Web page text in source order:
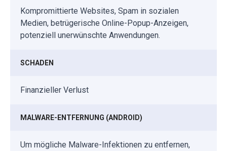
Kompromittierte Websites, Spam in sozialen
Medien, betrügerische Online-Popup-Anzeigen,
potenziell unerwünschte Anwendungen.
SCHADEN
Finanzieller Verlust
MALWARE-ENTFERNUNG (ANDROID)
Um mögliche Malware-Infektionen zu entfernen,